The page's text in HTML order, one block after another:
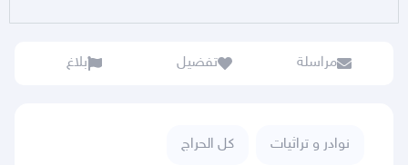
مراسلة تفضيل بلاغ
نوادر و تراثيات كل الحراج